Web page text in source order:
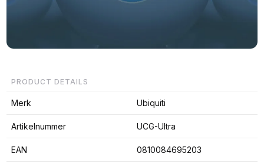
PRODUCT DETAILS
Merk Ubiquiti
Artikelnummer UCG-Ultra
EAN 0810084695203